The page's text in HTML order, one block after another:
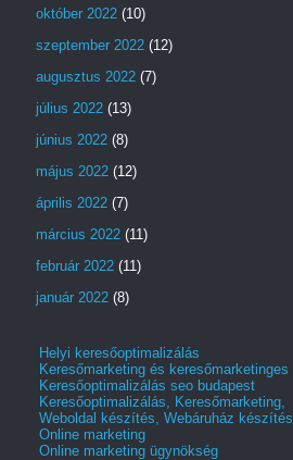
október 2022 (10)
szeptember 2022 (12)
augusztus 2022 (7)
július 2022 (13)
június 2022 (8)
május 2022 (12)
április 2022 (7)
március 2022 (11)
február 2022 (11)
január 2022 (8)
Helyi keresőoptimalizálás
Keresőmarketing és keresőmarketinges
Keresőoptimalizálás seo budapest
Keresőoptimalizálás, Keresőmarketing,
Weboldal készítés, Webáruház készítés
Online marketing
Online marketing ügynökség